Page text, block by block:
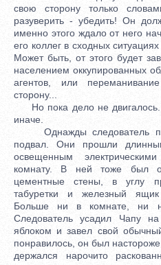
свою сторону только
разуверить - убедить! Он
именно этого ждало от него
его коллег в сходных
Может быть, от этого будет
населением оккупированных
агентов, или
сторону...
Но пока дело не
иначе.
Однажды следователь
подвал. Они прошли
освещенным
комнату. В ней тоже был
цементные стены, в углу
табуретки и железный
Больше ни в комнате, ни
Следователь усадил Чапу на
яблоком и завел свой
понравилось, он был
держался нарочито